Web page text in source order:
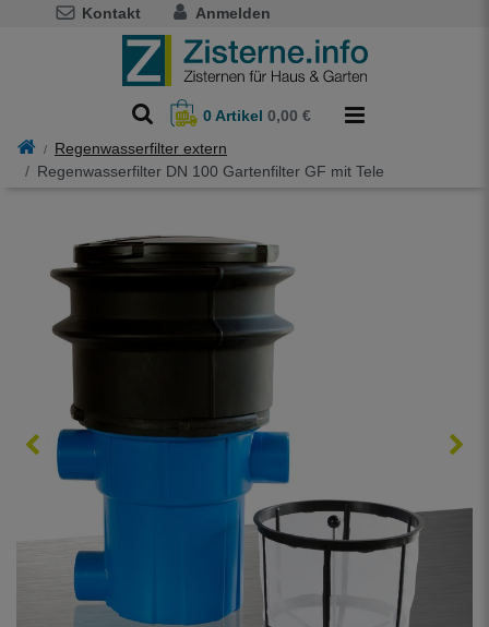
Kontakt Anmelden
0Artikel 0,00 €
Regenwasserfilter extern
Regenwasserfilter DN 100 Gartenfilter GF mit Tele